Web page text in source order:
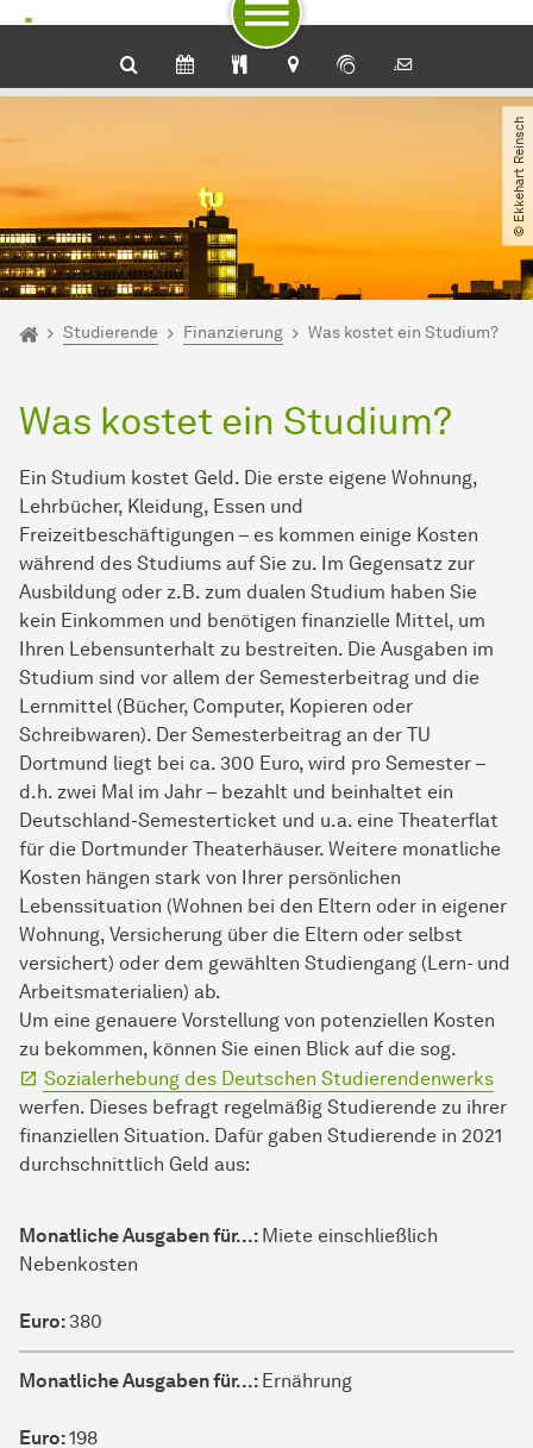
Zum Navigationspfad
Unterseiten von „Studierende“
Zur Navigation für Zielgruppen
Zur Navigation nach Themen
Zum Schnellzugriff
Zum Fuß der Seite mit weiteren Services
Zum Inhalt
Zur Startseite
© Ekkehart Reinsch
Sie sind hier:
Startseite
Studierende Finanzierung Was kostet ein Studium?
Was kostet ein Studium?
Ein Studium kostet Geld. Die erste eigene Wohnung,
Lehrbücher, Kleidung, Essen und
Freizeitbeschäftigungen – es kommen einige Kosten
während des Studiums auf Sie zu. Im Gegensatz zur
Ausbildung oder z.B. zum dualen Studium haben Sie
kein Einkommen und benötigen finanzielle Mittel, um
Ihren Lebensunterhalt zu bestreiten. Die Ausgaben im
Studium sind vor allem der Semesterbeitrag und die
Lernmittel (Bücher, Computer, Kopieren oder
Schreibwaren). Der Semesterbeitrag an der TU
Dortmund liegt bei ca. 300 Euro, wird pro Semester –
d.h. zwei Mal im Jahr – bezahlt und beinhaltet ein
Deutschland-Semesterticket und u.a. eine Theaterflat
für die Dortmunder Theaterhäuser. Weitere monatliche
Kosten hängen stark von Ihrer persönlichen
Lebenssituation (Wohnen bei den Eltern oder in eigener
Wohnung, Versicherung über die Eltern oder selbst
versichert) oder dem gewählten Studiengang (Lern- und
Arbeitsmaterialien) ab.
Um eine genauere Vorstellung von potenziellen Kosten
zu bekommen, können Sie einen Blick auf die sog.
Sozialerhebung des Deutschen Studierendenwerks
werfen. Dieses befragt regelmäßig Studierende zu ihrer
finanziellen Situation. Dafür gaben Studierende in 2021
durchschnittlich Geld aus:
Monatliche Ausgaben für...
Monatliche Ausgaben für...: Miete einschließlich
Nebenkosten
Euro: 380
Monatliche Ausgaben für...: Ernährung
Euro:198